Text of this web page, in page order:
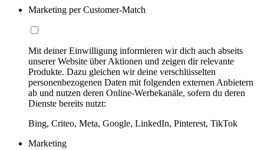
Marketing per Customer-Match
Mit deiner Einwilligung informieren wir dich auch abseits
unserer Website über Aktionen und zeigen dir relevante
Produkte. Dazu gleichen wir deine verschlüsselten
personenbezogenen Daten mit folgenden externen Anbietern
ab und nutzen deren Online-Werbekanäle, sofern du deren
Dienste bereits nutzt:
Bing, Criteo, Meta, Google, LinkedIn, Pinterest, TikTok
Marketing